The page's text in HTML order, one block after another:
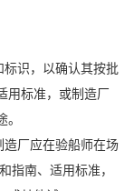
识，以确认其按批
用标准，或制造厂
厂应在验船师在场
指南、适用标准，